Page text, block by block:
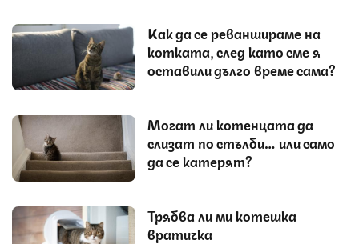
Как да се реваншираме на
котката, след като сме я
оставили дълго време сама?
Могат ли котенцата да
слизат по стълби… или само
да се катерят?
Трябва ли ми котешка
вратичка